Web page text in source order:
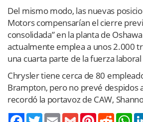
Del mismo modo, las nuevas
Motors compensarían el cierre
consolidada” en la planta de
actualmente emplea a unos 2.000
una cuarta parte de la fuerza
Chrysler tiene cerca de 80
Brampton, pero no prevé despidos
recordó la portavoz de CAW,
TwitterEmail Gmail PinterestReddit